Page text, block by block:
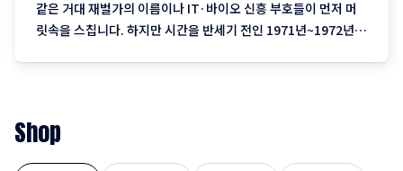
같은 거대 재벌가의 이름이나 IT·바이오 신흥 부호들이 먼저 머
릿속을 스칩니다. 하지만 시간을 반세기 전인 1971년~1972년으
Shop